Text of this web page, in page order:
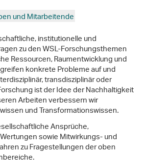
und Mitarbeitende
institutionelle und
zu den WSL-Forschungsthemen
Ressourcen, Raumentwicklung und
konkrete Probleme auf und
transdisziplinär oder
ist der Idee der Nachhaltigkeit
Arbeiten verbessern wir
und Transformationswissen.
Ansprüche,
sowie Mitwirkungs- und
zu Fragestellungen der oben